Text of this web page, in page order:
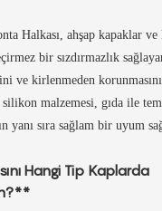
Halkası, ahşap kapaklar ve
bir sızdırmazlık
ve kirlenmeden
silikon malzemesi, gıda ile
yanı sıra sağlam bir uyum
Hangi Tip Kaplarda